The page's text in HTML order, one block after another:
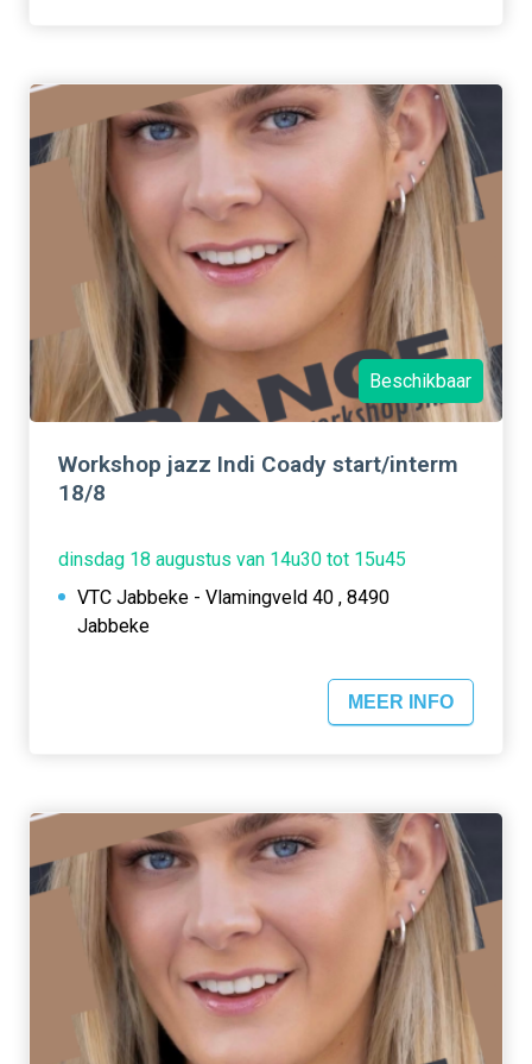
Beschikbaar
Workshop jazz Indi Coady start/interm
18/8
dinsdag 18 augustus van 14u30 tot 15u45
VTC Jabbeke - Vlamingveld 40 , 8490
Jabbeke
MEER INFO